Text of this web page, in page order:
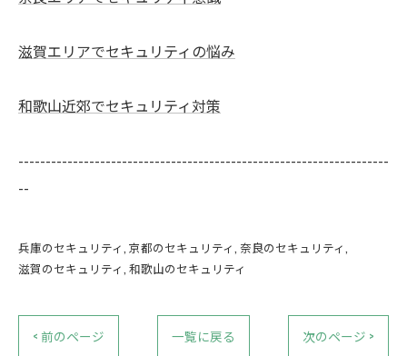
滋賀エリアでセキュリティの悩み
和歌山近郊でセキュリティ対策
--------------------------------------------------------------------
--
兵庫のセキュリティ 京都のセキュリティ 奈良のセキュリティ
滋賀のセキュリティ 和歌山のセキュリティ
< 前のページ 一覧に戻る 次のページ >